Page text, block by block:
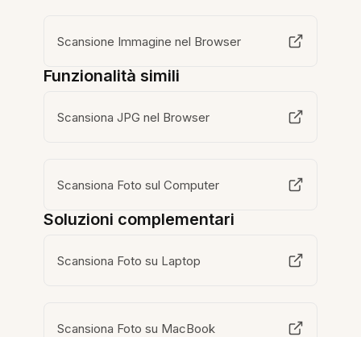
Scansione Immagine nel Browser
Funzionalità simili
Scansiona JPG nel Browser
Scansiona Foto sul Computer
Soluzioni complementari
Scansiona Foto su Laptop
Scansiona Foto su MacBook